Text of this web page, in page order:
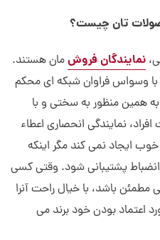
تان چیست؟
نمایندگان فروشمان هستند.
وسواس فراوان شبکه ای محکم
به همین منظور به سختی و با
نمایندگی انحصاری اعطاء
ایجاد نمی کند مگر اینکه
پشتیبانی شود. وقتی کسی
مطمئن باشد، با خیال راحت آنرا
اعتماد بودن خود برند می